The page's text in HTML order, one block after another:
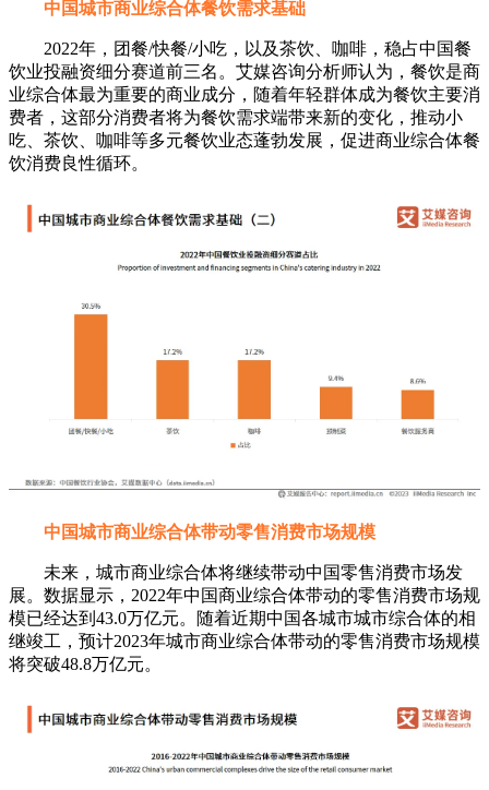
中国城市商业综合体餐饮需求基础
2022年，团餐/快餐/小吃，以及茶饮、咖啡，稳占中国餐
饮业投融资细分赛道前三名。艾媒咨询分析师认为，餐饮是商
业综合体最为重要的商业成分，随着年轻群体成为餐饮主要消
费者，这部分消费者将为餐饮需求端带来新的变化，推动小
吃、茶饮、咖啡等多元餐饮业态蓬勃发展，促进商业综合体餐
饮消费良性循环。
中国城市商业综合体带动零售消费市场规模
未来，城市商业综合体将继续带动中国零售消费市场发
展。数据显示，2022年中国商业综合体带动的零售消费市场规
模已经达到43.0万亿元。随着近期中国各城市城市综合体的相
继竣工，预计2023年城市商业综合体带动的零售消费市场规模
将突破48.8万亿元。